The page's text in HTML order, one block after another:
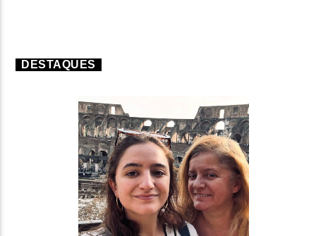
DESTAQUES